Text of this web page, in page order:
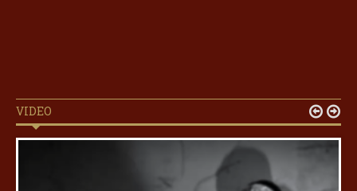
VIDEO  